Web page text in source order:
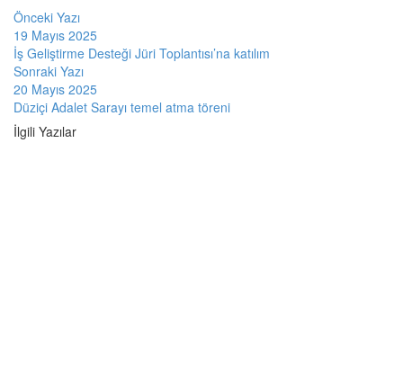
Önceki Yazı
19 Mayıs 2025
İş Geliştirme Desteği Jüri Toplantısı’na katılım
Sonraki Yazı
20 Mayıs 2025
Düziçi Adalet Sarayı temel atma töreni
İlgili Yazılar